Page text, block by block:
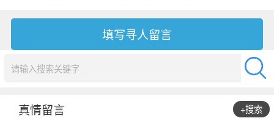
+搜索
真情留言